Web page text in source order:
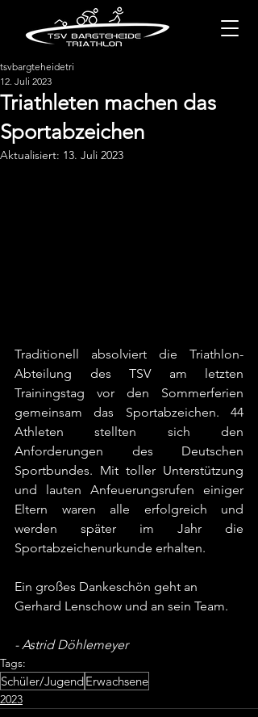
Triathleten machen das
Sportabzeichen
tsvbargteheidetri
12. Juli 2023
Aktualisiert: 13. Juli 2023
Traditionell absolviert die Triathlon-
Abteilung des TSV am letzten
Trainingstag vor den Sommerferien
gemeinsam das Sportabzeichen. 44
Athleten stellten sich den
Anforderungen des Deutschen
Sportbundes. Mit toller Unterstützung
und lauten Anfeuerungsrufen einiger
Eltern waren alle erfolgreich und
werden später im Jahr die
Sportabzeichenurkunde erhalten.
Ein großes Dankeschön geht an
Gerhard Lenschow und an sein Team.
- Astrid Döhlemeyer
Tags:
Schüler/JugendErwachsene
2023